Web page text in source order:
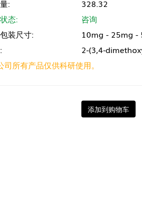
:
328.32
态:
咨询
装尺寸:
10mg - 25mg
2-(3,4-
司所有产品仅供科研使用。
添加到购物车